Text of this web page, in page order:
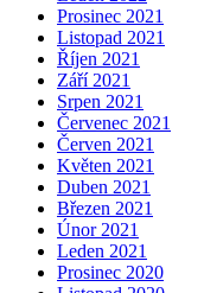
Prosinec 2021
Listopad 2021
Říjen 2021
Září 2021
Srpen 2021
Červenec 2021
Červen 2021
Květen 2021
Duben 2021
Březen 2021
Únor 2021
Leden 2021
Prosinec 2020